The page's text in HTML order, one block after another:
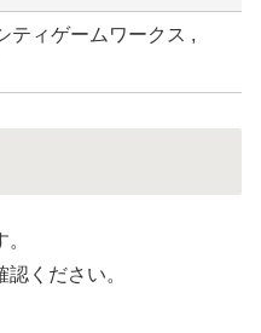
ティゲームワークス ,
ください。